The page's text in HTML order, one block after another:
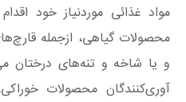
مواد غذائی موردنیاز خود
محصولات گیاهی، ازجمله
و یا شاخه و تنه‌های درختان
آوری‌کنندگان محصولات